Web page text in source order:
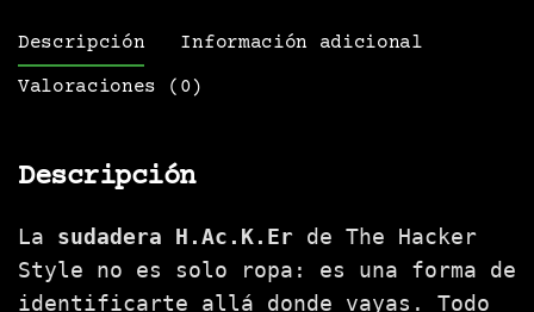
Descripción Información adicional
Valoraciones (0)
Descripción
La sudadera H.Ac.K.Er de The Hacker
Style no es solo ropa: es una forma de
identificarte allá donde vayas. Todo